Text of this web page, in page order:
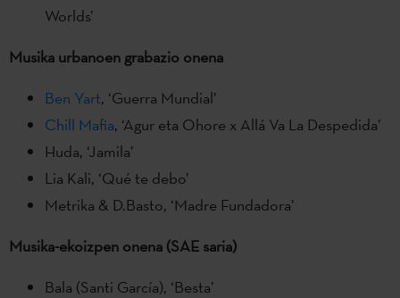
Worlds’
Musika urbanoen grabazio onena
Ben Yart, ‘Guerra Mundial’
Chill Mafia, ‘Agur eta Ohore x Allá Va La Despedida’
Huda, ‘Jamila’
Lia Kali, ‘Qué te debo’
Metrika & D.Basto, ‘Madre Fundadora’
Musika-ekoizpen onena (SAE saria)
Bala (Santi García), ‘Besta’